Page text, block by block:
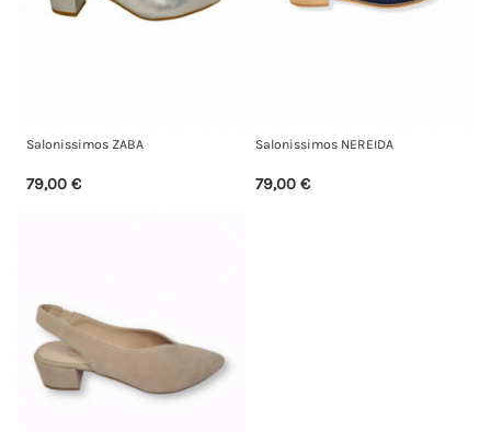
Salonissimos ZABA
79,00 €
Salonissimos NEREIDA
79,00 €